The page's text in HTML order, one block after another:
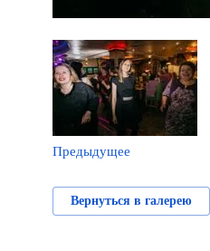
Предыдущее
Вернуться в галерею